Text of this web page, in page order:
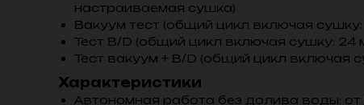
настраиваемая сушка)
Вакуум тест (общий цикл включая сушку:
Тест B/D (общий цикл включая сушку: 24
Тест вакуум + B/D (общий цикл включая
Характеристики
Автономная работа без долива воды: от